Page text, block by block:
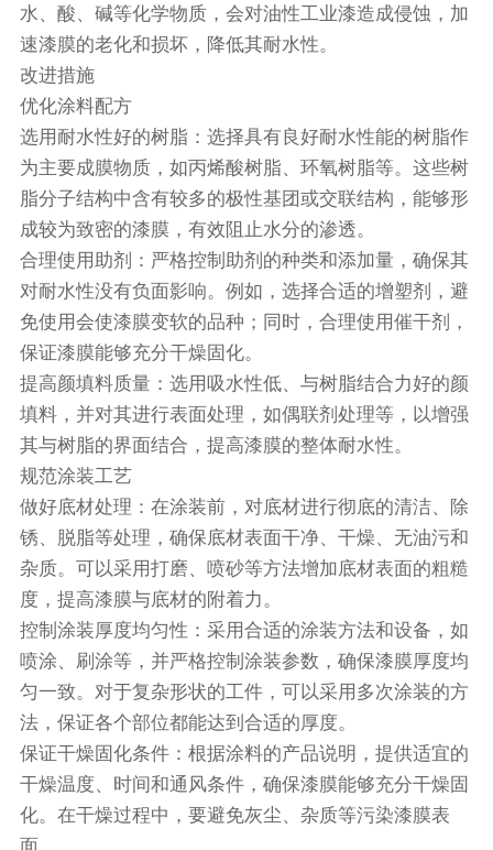
水、酸、碱等化学物质，会对油性工业漆造成侵蚀，加
速漆膜的老化和损坏，降低其耐水性。
改进措施
优化涂料配方
选用耐水性好的树脂：选择具有良好耐水性能的树脂作
为主要成膜物质，如丙烯酸树脂、环氧树脂等。这些树
脂分子结构中含有较多的极性基团或交联结构，能够形
成较为致密的漆膜，有效阻止水分的渗透。
合理使用助剂：严格控制助剂的种类和添加量，确保其
对耐水性没有负面影响。例如，选择合适的增塑剂，避
免使用会使漆膜变软的品种；同时，合理使用催干剂，
保证漆膜能够充分干燥固化。
提高颜填料质量：选用吸水性低、与树脂结合力好的颜
填料，并对其进行表面处理，如偶联剂处理等，以增强
其与树脂的界面结合，提高漆膜的整体耐水性。
规范涂装工艺
做好底材处理：在涂装前，对底材进行彻底的清洁、除
锈、脱脂等处理，确保底材表面干净、干燥、无油污和
杂质。可以采用打磨、喷砂等方法增加底材表面的粗糙
度，提高漆膜与底材的附着力。
控制涂装厚度均匀性：采用合适的涂装方法和设备，如
喷涂、刷涂等，并严格控制涂装参数，确保漆膜厚度均
匀一致。对于复杂形状的工件，可以采用多次涂装的方
法，保证各个部位都能达到合适的厚度。
保证干燥固化条件：根据涂料的产品说明，提供适宜的
干燥温度、时间和通风条件，确保漆膜能够充分干燥固
化。在干燥过程中，要避免灰尘、杂质等污染漆膜表